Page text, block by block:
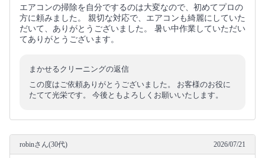
エアコンの掃除を自分でするのは大変なので、初めてプロの
方に頼みました。 親切な対応で、エアコンも綺麗にしていた
だいて、ありがとうございました。 暑い中作業していただい
てありがとうございます。
まかせるクリーニングの返信
この度はご依頼ありがとうございました。 お客様のお役に
たてて光栄です。 今後ともよろしくお願いいたします。
robinさん(30代) 2026/07/21